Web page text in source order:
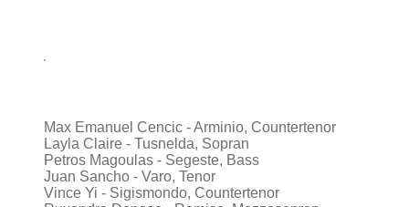
Max Emanuel Cencic - Arminio, Countertenor
Layla Claire - Tusnelda, Sopran
Petros Magoulas - Segeste, Bass
Juan Sancho - Varo, Tenor
Vince Yi - Sigismondo, Countertenor